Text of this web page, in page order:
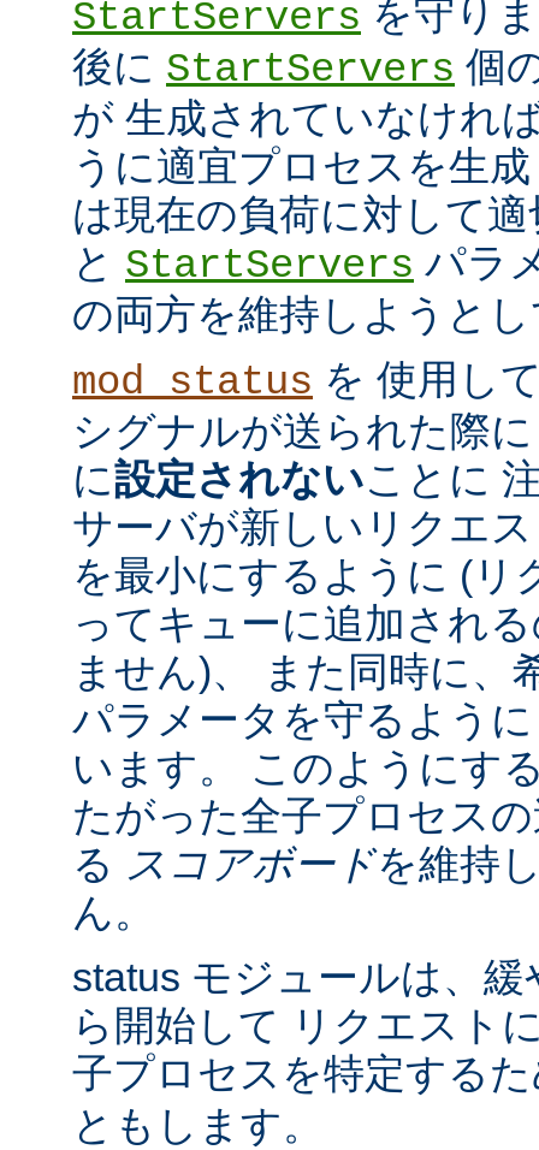
StartServers を守り
後に StartServers 個
が 生成されていなけれ
うに適宜プロセスを生
は現在の負荷に対して
と StartServers パラ
の両方を維持しようと
mod_status を 使用し
シグナルが送られた際
に設定されないことに
サーバが新しいリクエ
を最小にするように (リ
ってキューに追加され
ません)、 また同時に、
パラメータを守るよう
います。 このようにす
たがった全子プロセス
る スコアボードを維持
ん。
status モジュールは、
ら開始して リクエスト
子プロセスを特定する
ともします。